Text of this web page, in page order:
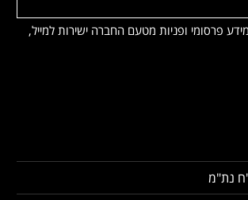
פרסומי ופניות מטעם החברה ישירות למייל,
נת"מ